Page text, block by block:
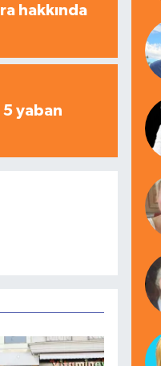
hakkında
yaban